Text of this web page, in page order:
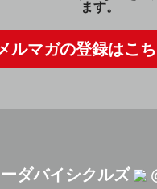
ます。
ルマガの登録はこ
ダバイシクルズ